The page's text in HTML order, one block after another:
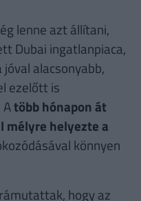
lenne azt állítani,
Dubai ingatlanpiaca,
alacsonyabb,
ezelőtt is
több hónapon át
mélyre helyezte a
könnyen
hogy az